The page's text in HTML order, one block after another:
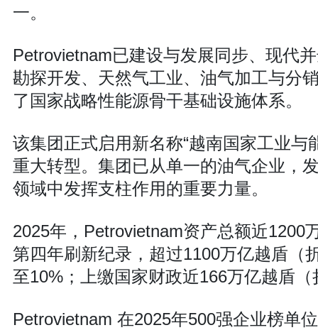
一。
Petrovietnam已建设与发展同步、现代
勘探开发、天然气工业、油气加工与分
了国家战略性能源骨干基础设施体系。
该集团正式启用新名称“越南国家工业
重大转型。集团已从单一的油气企业，
领域中发挥支柱作用的重要力量。
2025年，Petrovietnam资产总额近1200
第四年刷新纪录，超过1100万亿越盾（
至10%；上缴国家财政近166万亿越盾
Petrovietnam 在2025年500强企业榜单